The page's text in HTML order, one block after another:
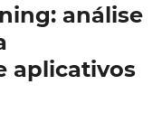
análise
aplicativos